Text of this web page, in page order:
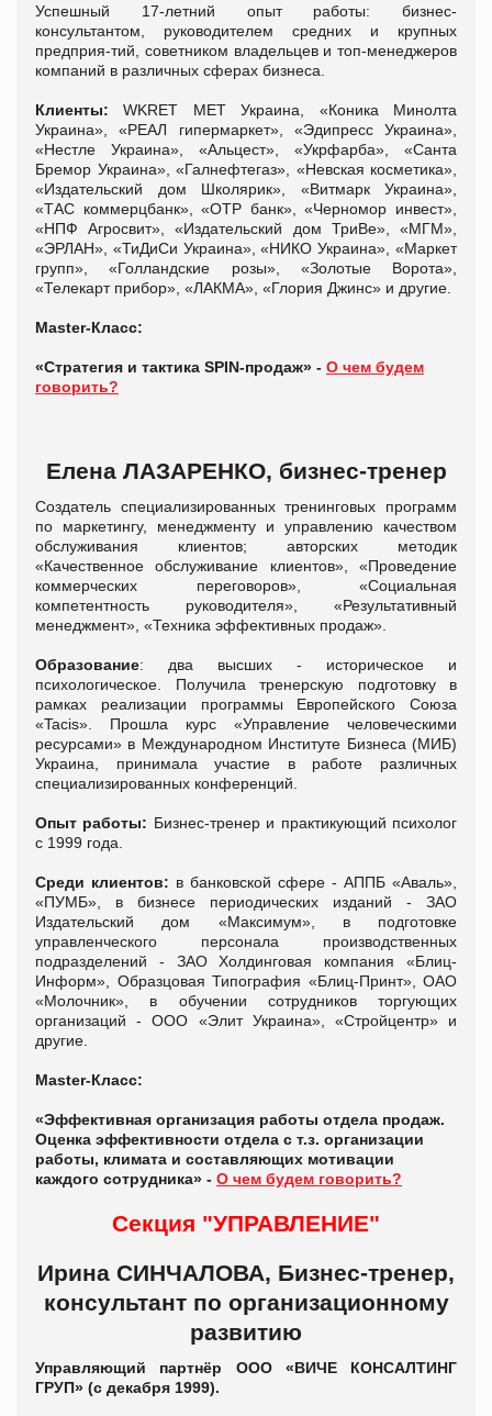
Успешный 17-летний опыт рaбoты: бизнес-
консультантом, руководителем средних и крупных
предприя-тий, cовeтником владельцев и топ-менеджеров
компаний в различных сферах бизнеса.
Клиенты:WKRET MET Украина, «Коника Минолта
Украина», «РЕАЛ гипермаркет», «Эдипресс Украина»,
«Нестле Украина», «Альцест», «Укрфарба», «Санта
Бремор Украина», «Галнефтегаз», «Невская косметика»,
«Издательский дом Школярик», «Витмарк Украина»,
«ТАС коммерцбанк», «ОТР банк», «Черномор инвест»,
«НПФ Агросвит», «Издательский дом ТриВе», «МГМ»,
«ЭРЛАН», «ТиДиСи Украина», «НИКО Украина», «Маркет
групп», «Голландские розы», «Золотые Ворота»,
«Телекарт прибор», «ЛАКМА», «Глория Джинс» и другие.
Master-Класс:
«Стратегия и тактика SPIN-продаж» - О чем будем
говорить?
Елена ЛАЗАРЕНКО, бизнес-тренер
Создатель специализированных тренинговых программ
по маркетингу, менеджменту и управлению качеством
обслуживания клиентов; авторских методик
«Качественное обслуживание клиентов», «Проведение
коммерческих переговоров», «Социальная
компетентность руководителя», «Результативный
менеджмент», «Техника эффективных продаж».
Образование: два высших - историческое и
психологическое. Получила тренерскую подготовку в
рамках реализации программы Европейского Союза
«Tacis». Прошла курс «Управление человеческими
ресурсами» в Международном Институте Бизнеса (МИБ)
Украина, принимала участие в работе различных
специализированных конференций.
Опыт работы: Бизнес-тренер и практикующий психолог
с 1999 года.
Среди клиентов: в банковской сфере - АППБ «Аваль»,
«ПУМБ», в бизнесе периодических изданий - ЗАО
Издательский дом «Максимум», в подготовке
управленческого персонала производственных
подразделений - ЗАО Холдинговая компания «Блиц-
Информ», Образцовая Типография «Блиц-Принт», ОАО
«Молочник», в обучении сотрудников торгующих
организаций - ООО «Элит Украина», «Стройцентр» и
другие.
Master-Класс:
«Эффективная организация работы отдела продаж.
Оценка эффективности отдела с т.з. организации
работы, климата и составляющих мотивации
каждого сотрудника» - О чем будем говорить?
Секция "УПРАВЛЕНИЕ"
Ирина СИНЧАЛОВА, Бизнес-тренер,
консультант по организационному
развитию
Управляющий партнёр ООО «ВИЧЕ КОНСАЛТИНГ
ГРУП» (с декабря 1999).